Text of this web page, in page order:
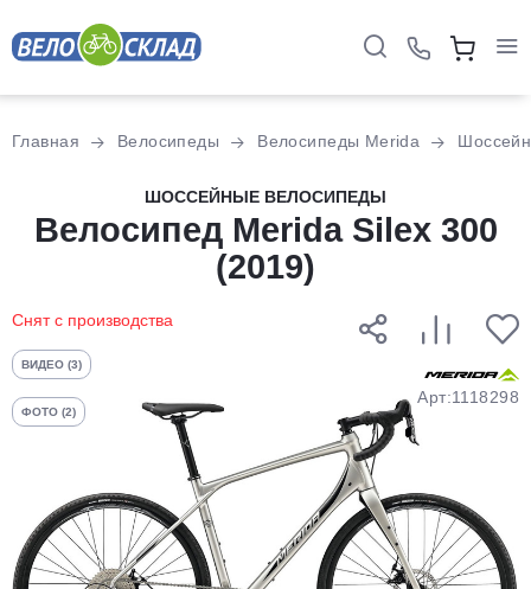
Главная Велосипеды Велосипеды Merida
ШОССЕЙНЫЕ ВЕЛОСИПЕДЫ
Велосипед Merida Silex 300
(2019)
Снят с производства
ВИДЕО (3)
ФОТО (2)
Арт:1118298
Разбейте
оплатуна части
без переплат
График платежей
Добавляйте товары